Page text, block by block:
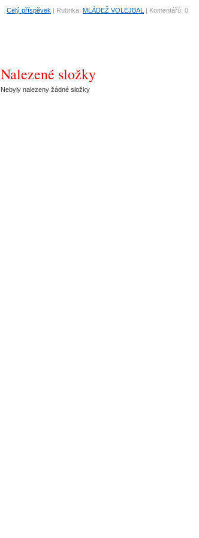
Celý příspěvek | Rubrika: MLÁDEŽ VOLEJBAL | Komentářů: 0
Nalezené složky
Nebyly nalezeny žádné složky